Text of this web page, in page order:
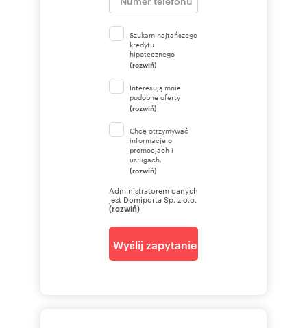
Szukam najtańszego
kredytu
hipotecznego
(rozwiń)
Interesują mnie
podobne oferty
(rozwiń)
Chcę otrzymywać
informacje o
promocjach i
usługach.
(rozwiń)
Administratorem danych
jest Domiporta Sp. z o.o.
(rozwiń)
Wyślij zapytanie